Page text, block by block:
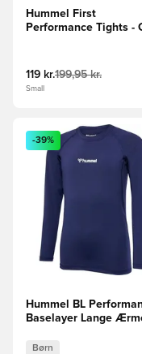
Hummel First
Performance Tights -
119 kr.199,95 kr.
Small
Åbner en Modal til
-39%
Hummel BL
Baselayer Lange
Børn